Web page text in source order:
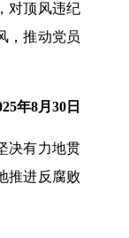
对顶风违纪
，推动党员
年8月30日
决有力地贯
推进反腐败